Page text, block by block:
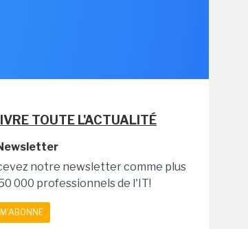
TOUTE L'ACTUALITÉ
notre newsletter comme plus
000 professionnels de l'IT!